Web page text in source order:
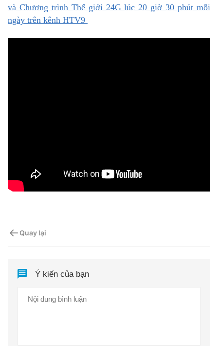
và Chương trình Thế giới 24G lúc 20 giờ 30 phút mỗi
ngày trên kênh HTV9
Quay lại
Ý kiến của bạn